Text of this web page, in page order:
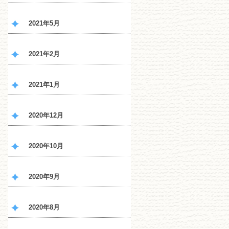
2021年5月
2021年2月
2021年1月
2020年12月
2020年10月
2020年9月
2020年8月